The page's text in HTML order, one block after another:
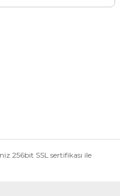
256bit SSL sertifikası ile